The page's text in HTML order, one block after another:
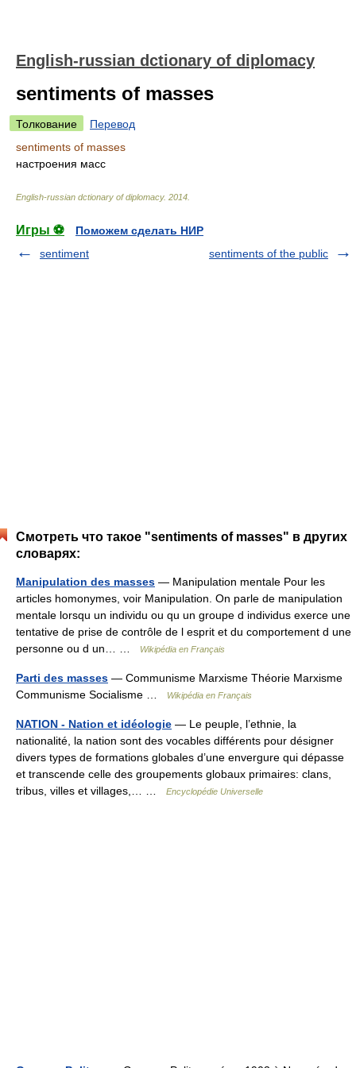
English-russian dctionary of diplomacy
sentiments of masses
Толкование
Перевод
sentiments of masses
настроения масс
English-russian dctionary of diplomacy. 2014
Игры ⚽
Поможем сделать НИР
sentiment
sentiments of the public
Смотреть что такое "sentiments of masses" в других
словарях:
Manipulation des masses — Manipulation mentale Pour les
articles homonymes, voir Manipulation. On parle de manipulation
mentale lorsqu un individu ou qu un groupe d individus exerce une
tentative de prise de contrôle de l esprit et du comportement d une
personne ou d un… …
Wikipédia en Français
Parti des masses — Communisme Marxisme Théorie Marxisme
Communisme Socialisme …
Wikipédia en Français
NATION - Nation et idéologie — Le peuple, l’ethnie, la
nationalité, la nation sont des vocables différents pour désigner
divers types de formations globales d’une envergure qui dépasse
et transcende celle des groupements globaux primaires: clans,
tribus, villes et villages,… …
Encyclopédie Universelle